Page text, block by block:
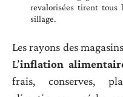
revalorisées tirent tous
sillage.
Les rayons des
L’inflation
frais, conserves,